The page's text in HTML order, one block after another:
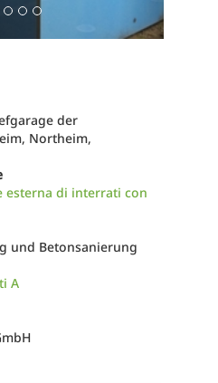
der
Northeim,
esterna di interrati con
und Betonsanierung
A